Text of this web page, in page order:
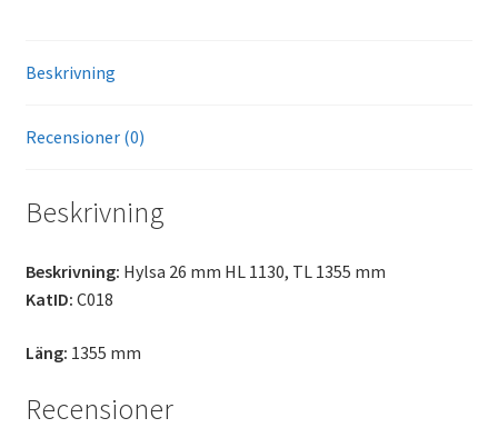
Beskrivning
Recensioner (0)
Beskrivning
Beskrivning: Hylsa 26 mm HL 1130, TL 1355 mm
KatID: C018
Läng: 1355 mm
Recensioner